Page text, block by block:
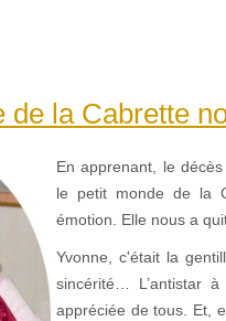
de la Cabrette
En apprenant, le
le petit monde de la
émotion. Elle nous a
Yvonne, c'était la
sincérité… L’antistar
appréciée de tous. Et,